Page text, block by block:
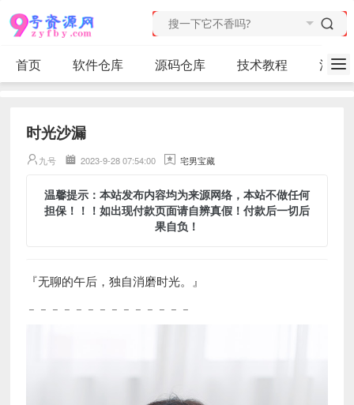
首页 软件仓库 源码仓库 技术教程 活动
时光沙漏
九号 2023-9-28 07:54:00 宅男宝藏
温馨提示：本站发布内容均为来源网络，本站不做任何
担保！！！如出现付款页面请自辨真假！付款后一切后
果自负！
『无聊的午后，独自消磨时光。』
﹣﹣﹣﹣﹣﹣﹣﹣﹣﹣﹣﹣﹣﹣